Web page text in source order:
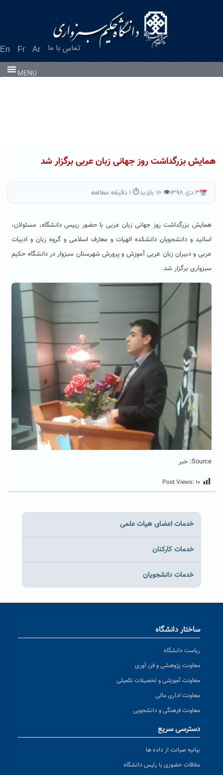
En Fr Ar تماس با ما
MENU
همایش بزرگداشت روز جهانی زبان عربی برگزار شد
۳ دی ۱۳۹۸ 👁 ۱۰ بازدید ⏱ ۱ دقیقه مطالعه
همایش بزرگداشت روز جهانی زبان عربی با حضور رییس دانشگاه، مسئولان،
اساتید و دانشجویان دانشکده الهیات و معارف اسلامی و گروه زبان و ادبیات
عربی و دبیران زبان عربی آموزش و پرورش شهرستان سبزوار در دانشگاه حکیم
سبزواری برگزار شد.
Source: خبر
Post Views: ۱۰
خدمات اعضای هیات علمی
خدمات کارکنان
خدمات دانشجویان
ساختار دانشگاه
ریاست دانشگاه
معاونت پژوهشی و فن آوری
معاونت آموزشی و تحصیلات تکمیلی
معاونت اداری مالی
معاونت فرهنگی و دانشجویی
دسترسی سریع
بیانیه صیانت از داده ها
ملاقات حضوری با رئیس دانشگاه